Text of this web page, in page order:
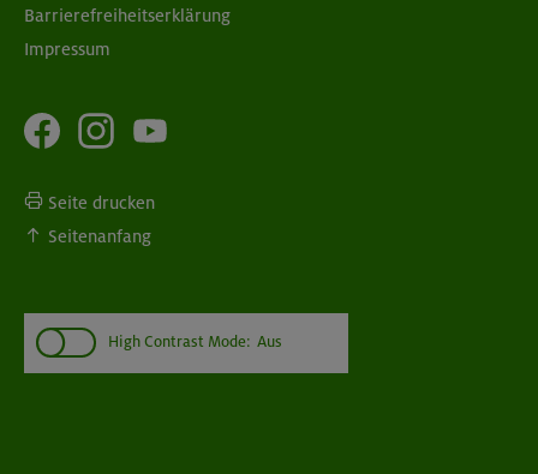
Barrierefreiheitserklärung
Impressum
Seite drucken
Seitenanfang
High Contrast Mode: Aus